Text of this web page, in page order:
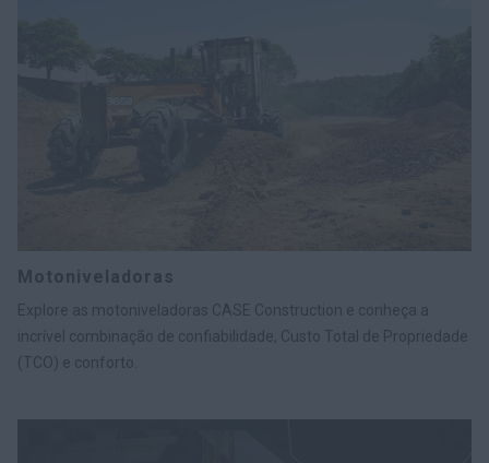
Motoniveladoras
Explore as motoniveladoras CASE Construction e conheça a
incrível combinação de confiabilidade, Custo Total de Propriedade
(TCO) e conforto.